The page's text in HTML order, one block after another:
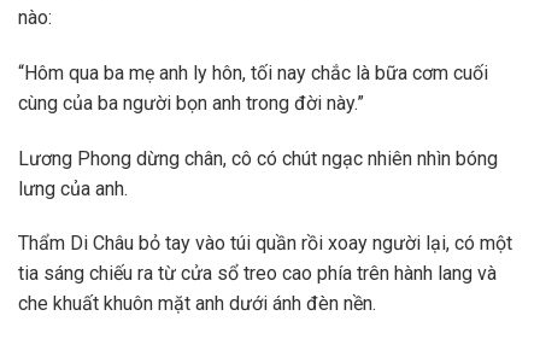
nào:
“Hôm qua ba mẹ anh ly hôn, tối nay chắc là bữa cơm cuối
cùng của ba người bọn anh trong đời này.”
Lương Phong dừng chân, cô có chút ngạc nhiên nhìn bóng
lưng của anh.
Thẩm Di Châu bỏ tay vào túi quần rồi xoay người lại, có một
tia sáng chiếu ra từ cửa sổ treo cao phía trên hành lang và
che khuất khuôn mặt anh dưới ánh đèn nền.